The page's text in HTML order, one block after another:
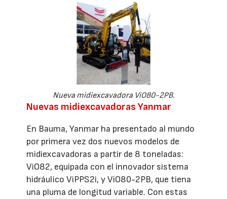
Nueva midiexcavadora ViO80-2PB.
Nuevas midiexcavadoras Yanmar
En Bauma, Yanmar ha presentado al mundo
por primera vez dos nuevos modelos de
midiexcavadoras a partir de 8 toneladas:
ViO82, equipada con el innovador sistema
hidráulico ViPPS2i, y ViO80-2PB, que tiena
una pluma de longitud variable. Con estas